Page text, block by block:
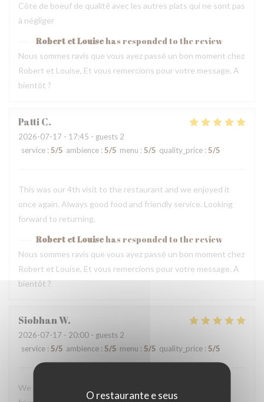
O restaurante e seus
Côte de boeuf de qualité avec les autres plats qui ne sont pas
à négliger
Robert et Louisehas responded to the review
Nous sommes ravis que vous ayez passé un bon moment chez
Robert et Louise, Et vous remercions pour votre message. A
bientôt ?
PattiC
2026-07-17 - 17:45 - guests 2
service : 5/5 ambience : 5/5 menu : 5/5 quality_price : 5/5
This was our 4th visit to the restaurant and we enjoyed it
once again. Always good food and friendly service. Looking
forward to returning.
Robert et Louisehas responded to the review
Nous sommes ravis que vous ayez passé un bon moment chez
Robert et Louise, Et vous remercions pour votre message. A
bientôt ?
SiobhanW
2026-07-17 - 20:00 - guests 2
service : 5/5 ambience : 5/5 menu : 5/5 quality_price : 5/5
We loved our dinner and experience here. The staff were